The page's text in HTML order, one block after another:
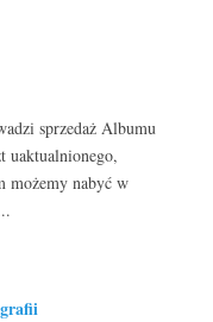
sprzedaż Albumu
uaktualnionego,
możemy nabyć w